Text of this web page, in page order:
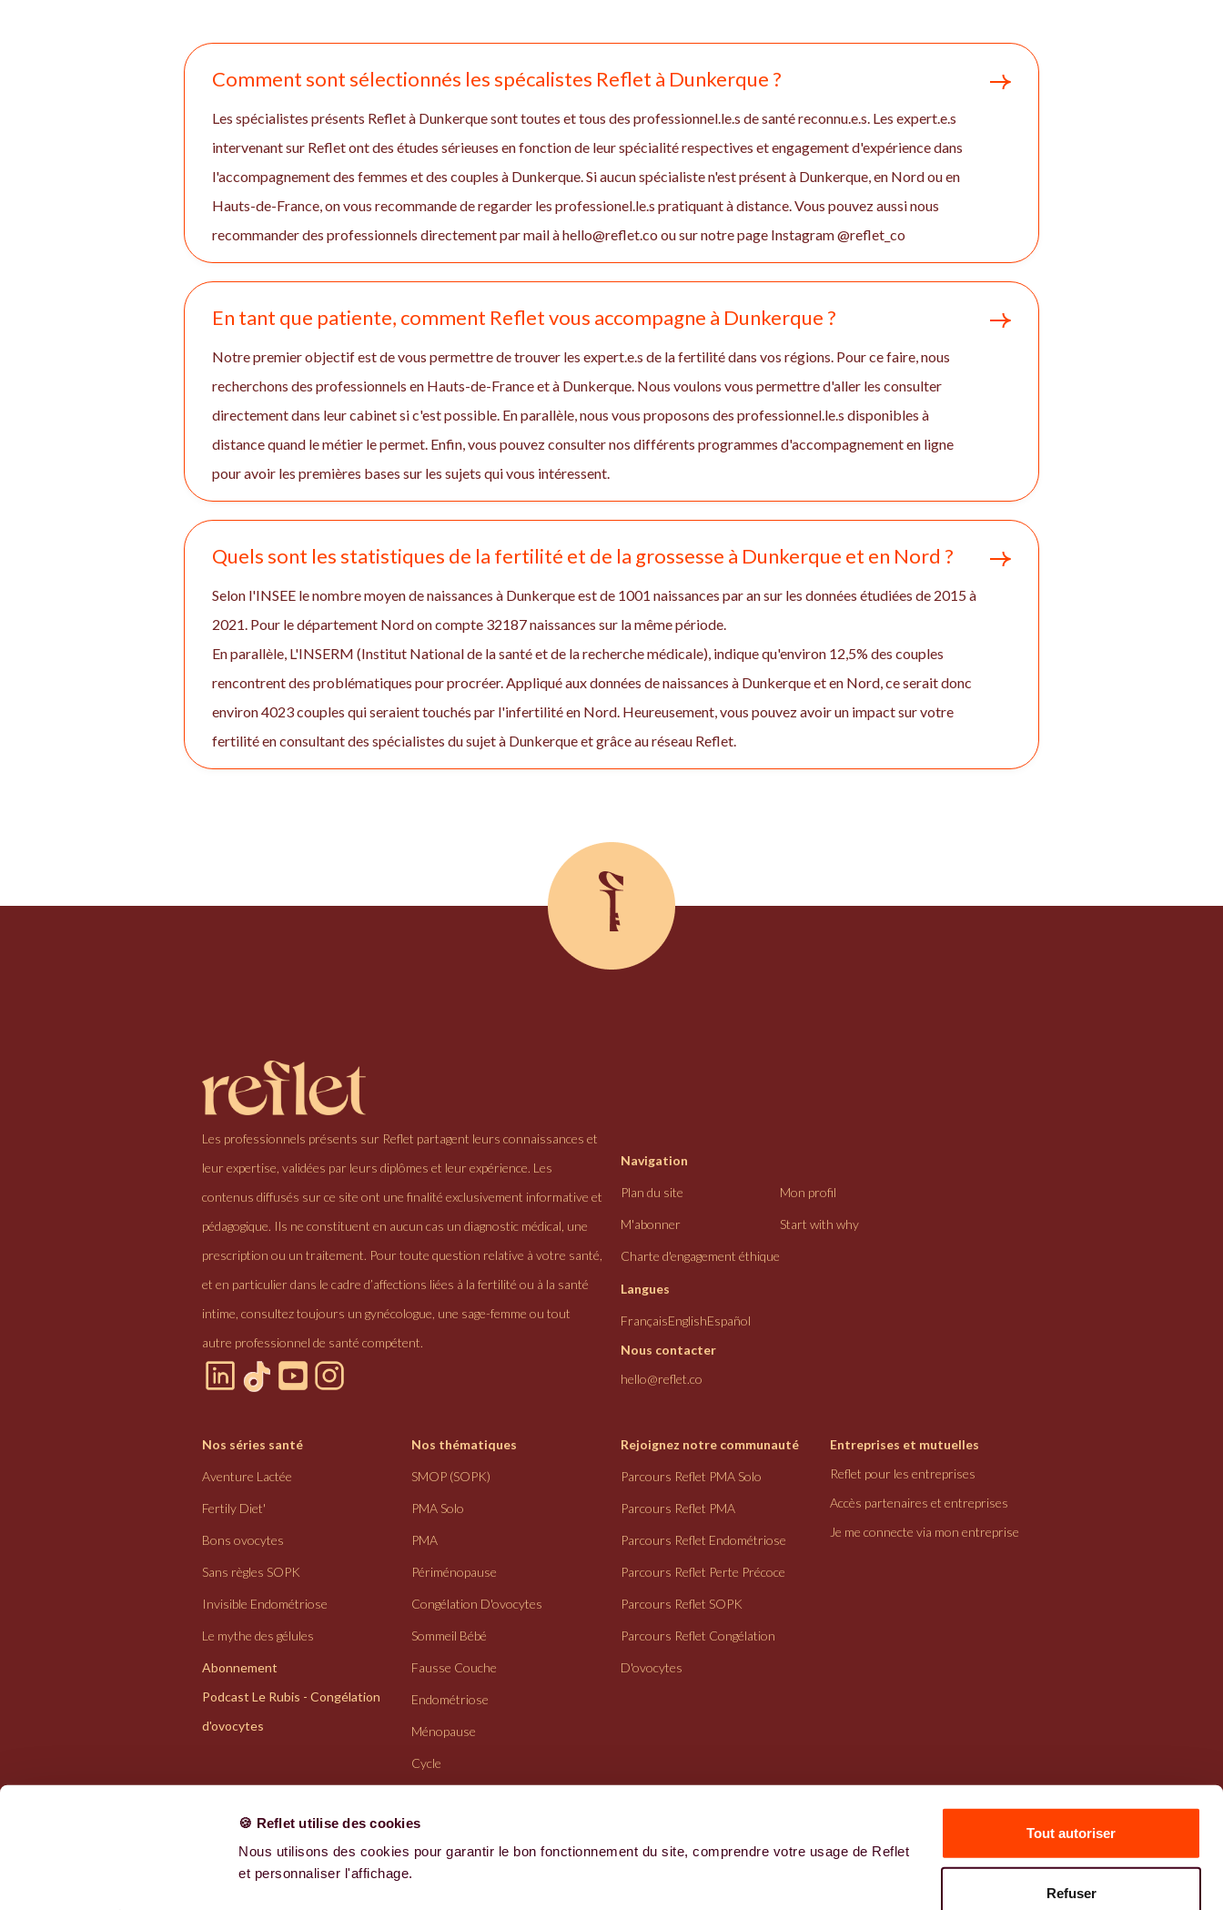
🍪 Reflet utilise des cookies
Nous utilisons des cookies pour garantir le bon fonctionnement du site, comprendre votre usage de Reflet
et personnaliser l'affichage.
Tout autoriser
Refuser
Comment sont sélectionnés les spécalistes Reflet à Dunkerque ?
Les spécialistes présents Reflet à Dunkerque sont toutes et tous des professionnel.le.s de santé reconnu.e.s. Les expert.e.s
intervenant sur Reflet ont des études sérieuses en fonction de leur spécialité respectives et engagement d'expérience dans
l'accompagnement des femmes et des couples à Dunkerque. Si aucun spécialiste n'est présent à Dunkerque, en Nord ou en
Hauts-de-France, on vous recommande de regarder les professionel.le.s pratiquant à distance. Vous pouvez aussi nous
recommander des professionnels directement par mail à hello@reflet.co ou sur notre page Instagram @reflet_co
En tant que patiente, comment Reflet vous accompagne à Dunkerque ?
Notre premier objectif est de vous permettre de trouver les expert.e.s de la fertilité dans vos régions. Pour ce faire, nous
recherchons des professionnels en Hauts-de-France et à Dunkerque. Nous voulons vous permettre d'aller les consulter
directement dans leur cabinet si c'est possible. En parallèle, nous vous proposons des professionnel.le.s disponibles à
distance quand le métier le permet. Enfin, vous pouvez consulter nos différents programmes d'accompagnement en ligne
pour avoir les premières bases sur les sujets qui vous intéressent.
Quels sont les statistiques de la fertilité et de la grossesse à Dunkerque et en Nord ?
Selon l'INSEE le nombre moyen de naissances à Dunkerque est de 1001 naissances par an sur les données étudiées de 2015 à
2021. Pour le département Nord on compte 32187 naissances sur la même période.
En parallèle, L'INSERM (Institut National de la santé et de la recherche médicale), indique qu'environ 12,5% des couples
rencontrent des problématiques pour procréer. Appliqué aux données de naissances à Dunkerque et en Nord, ce serait donc
environ 4023 couples qui seraient touchés par l'infertilité en Nord. Heureusement, vous pouvez avoir un impact sur votre
fertilité en consultant des spécialistes du sujet à Dunkerque et grâce au réseau Reflet.
Les professionnels présents sur Reflet partagent leurs connaissances et
leur expertise, validées par leurs diplômes et leur expérience. Les
contenus diffusés sur ce site ont une finalité exclusivement informative et
pédagogique. Ils ne constituent en aucun cas un diagnostic médical, une
prescription ou un traitement. Pour toute question relative à votre santé,
et en particulier dans le cadre d’affections liées à la fertilité ou à la santé
intime, consultez toujours un gynécologue, une sage-femme ou tout
autre professionnel de santé compétent.
Navigation
Plan du site Mon profil
M'abonner Start with why
Charte d'engagement éthique
Langues
FrançaisEnglishEspañol
Nous contacter
hello@reflet.co
Nos séries santé
Aventure Lactée
Fertily Diet'
Bons ovocytes
Sans règles SOPK
Invisible Endométriose
Le mythe des gélules
Abonnement
Podcast Le Rubis - Congélation
d'ovocytes
Nos thématiques
SMOP (SOPK)
PMA Solo
PMA
Périménopause
Congélation D'ovocytes
Sommeil Bébé
Fausse Couche
Endométriose
Ménopause
Cycle
Rejoignez notre communauté
Parcours Reflet PMA Solo
Parcours Reflet PMA
Parcours Reflet Endométriose
Parcours Reflet Perte Précoce
Parcours Reflet SOPK
Parcours Reflet Congélation
D'ovocytes
Entreprises et mutuelles
Reflet pour les entreprises
Accès partenaires et entreprises
Je me connecte via mon entreprise
Politiques de confidentialité CGV